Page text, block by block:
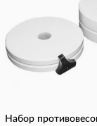
Набор